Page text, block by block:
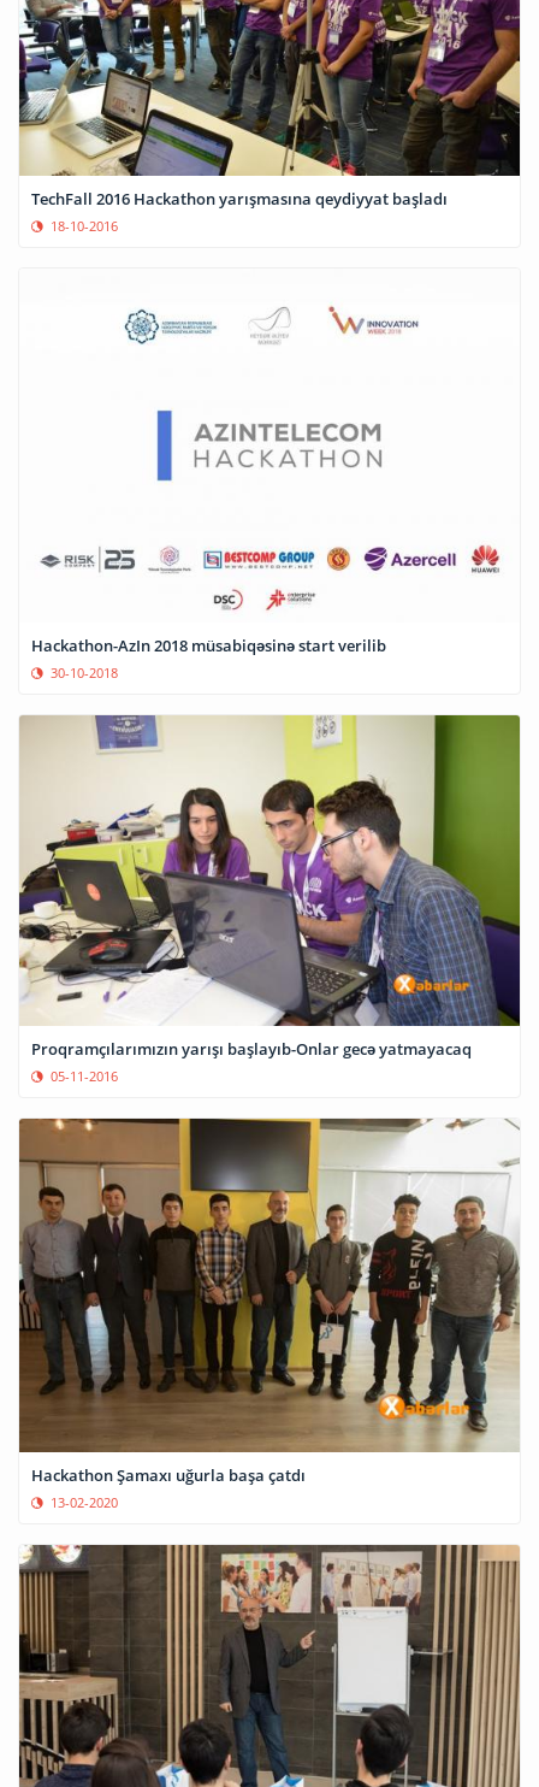
TechFall 2016 Hackathon yarışmasına qeydiyyat başladı
18-10-2016
Hackathon-AzIn 2018 müsabiqəsinə start verilib
30-10-2018
Proqramçılarımızın yarışı başlayıb-Onlar gecə yatmayacaq
05-11-2016
Hackathon Şamaxı uğurla başa çatdı
13-02-2020